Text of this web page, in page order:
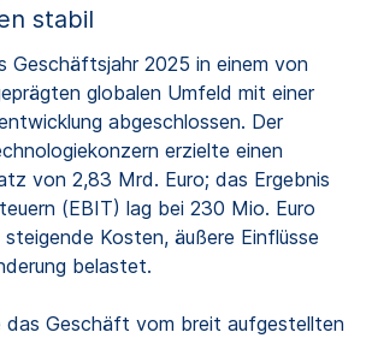
stabil
Geschäftsjahr 2025 in einem von
globalen Umfeld mit einer
abgeschlossen. Der
erzielte einen
von 2,83 Mrd. Euro; das Ergebnis
(EBIT) lag bei 230 Mio. Euro
Kosten, äußere Einflüsse
belastet.
das Geschäft vom breit aufgestellten